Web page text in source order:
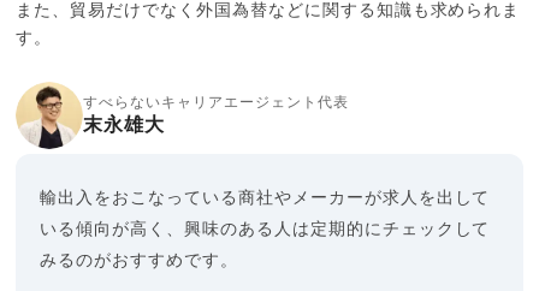
また、貿易だけでなく外国為替などに関する知識も求められま
す。
すべらないキャリアエージェント代表
末永雄大
輸出入をおこなっている商社やメーカーが求人を出して
いる傾向が高く、興味のある人は定期的にチェックして
みるのがおすすめです。